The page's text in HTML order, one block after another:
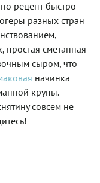
рецепт быстро
разных стран
простая сметанная
сыром, что
начинка
крупы.
совсем не